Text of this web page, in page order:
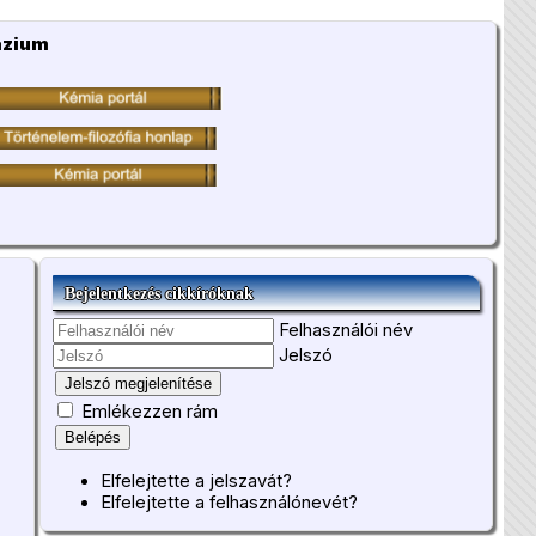
Bejelentkezés cikkíróknak
Felhasználói név
Jelszó
Jelszó megjelenítése
Emlékezzen rám
Belépés
Elfelejtette a jelszavát?
Elfelejtette a felhasználónevét?